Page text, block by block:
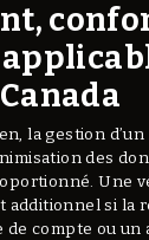
Canada
la gestion
des
Une
additionnel si la
compte ou un